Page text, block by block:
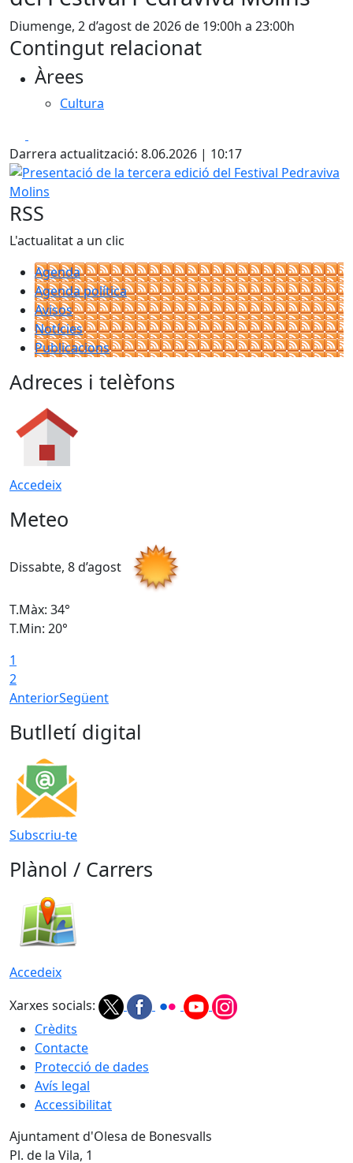
Diumenge, 2 d’agost de 2026 de 19:00h a 23:00h
Contingut relacionat
Àrees
Cultura
Darrera actualització: 8.06.2026 | 10:17
Presentació de la tercera edició del Festival Pedraviva
RSS
L'actualitat a un clic
Agenda
Agenda política
Avisos
Notícies
Publicacions
Adreces i telèfons
Accedeix
Meteo
Dissabte, 8 d’agost
T.Màx: 34°
T.Min: 20°
1
2
AnteriorSegüent
Butlletí digital
Subscriu-te
Plànol / Carrers
Accedeix
Xarxes socials:
Crèdits
Contacte
Protecció de dades
Avís legal
Accessibilitat
Ajuntament d'Olesa de Bonesvalls
Pl. de la Vila, 1